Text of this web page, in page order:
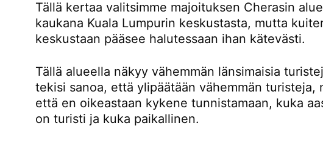
Tällä kertaa valitsimme majoituksen Cherasin
kaukana Kuala Lumpurin keskustasta, mutta
keskustaan pääsee halutessaan ihan kätevästi.
Tällä alueella näkyy vähemmän länsimaisia
tekisi sanoa, että ylipäätään vähemmän turisteja,
että en oikeastaan kykene tunnistamaan, kuka
on turisti ja kuka paikallinen.